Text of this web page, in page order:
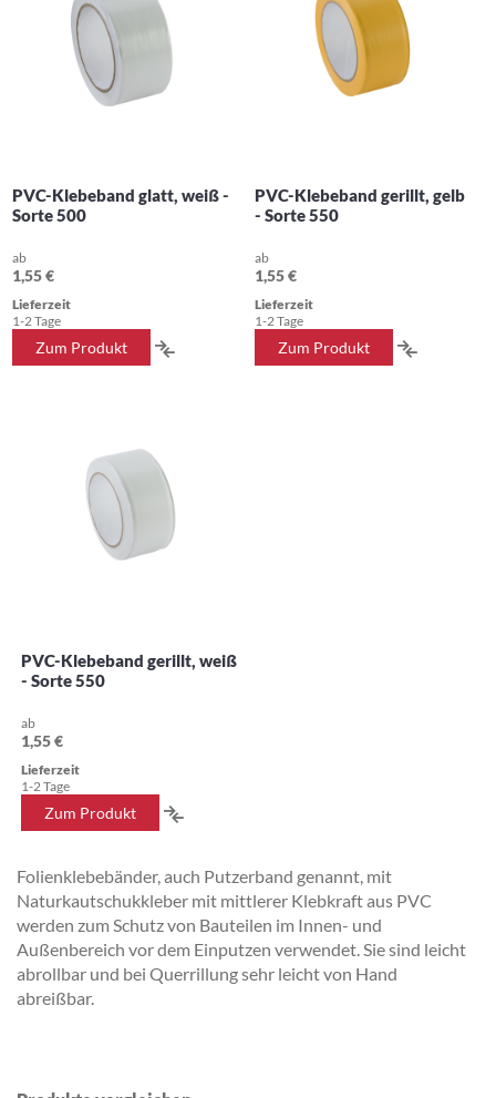
PVC-Klebeband glatt, weiß -
Sorte 500
ab
1,55 €
Lieferzeit
1-2 Tage
Zum Produkt
PVC-Klebeband gerillt, gelb
- Sorte 550
ab
1,55 €
Lieferzeit
1-2 Tage
Zum Produkt
PVC-Klebeband gerillt, weiß
- Sorte 550
ab
1,55 €
Lieferzeit
1-2 Tage
Zum Produkt
HINZUFÜGEN
Folienklebebänder, auch Putzerband genannt, mit
Naturkautschukkleber mit mittlerer Klebkraft aus PVC
werden zum Schutz von Bauteilen im Innen- und
Außenbereich vor dem Einputzen verwendet. Sie sind leicht
abrollbar und bei Querrillung sehr leicht von Hand
abreißbar.